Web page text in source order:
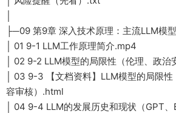
├─09 第9章 深入技术原理：主流LLM模
│ 01 9-1 LLM工作原理简介.mp4
│ 02 9-2 LLM模型的局限性（伦理、政
│ 03 9-3 【文档资料】LLM模型的局限
容审核）.html
│ 04 9-4 LLM的发展历史和现状（GPT